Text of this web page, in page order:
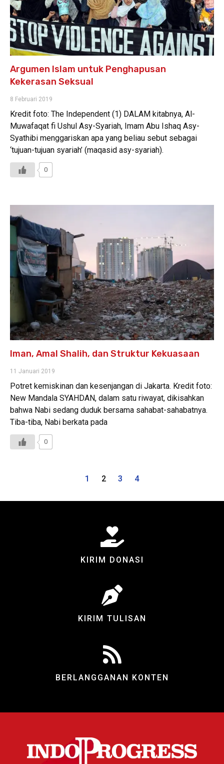
Argumen Islam untuk Penghapusan
Kekerasan Seksual
8 Februari 2019
Kredit foto: The Independent (1) DALAM kitabnya, Al-
Muwafaqat fi Ushul Asy-Syariah, Imam Abu Ishaq Asy-
Syathibi menggariskan apa yang beliau sebut sebagai
‘tujuan-tujuan syariah’ (maqasid asy-syariah).
0
Iman, Amal Shalih, dan Struktur Kekuasaan
11 Januari 2019
Potret kemiskinan dan kesenjangan di Jakarta. Kredit foto:
New Mandala SYAHDAN, dalam satu riwayat, dikisahkan
bahwa Nabi sedang duduk bersama sahabat-sahabatnya.
Tiba-tiba, Nabi berkata pada
0
1 2 3 4
KIRIM DONASI
KIRIM TULISAN
BERLANGGANAN KONTEN